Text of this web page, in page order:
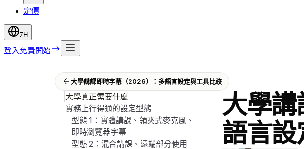
定價
ZH
登入 免費開始
大學講課即時字幕（2026）：多語言設定與工具比較
大學真正需要什麼
實務上行得通的設定型態
型態 1：實體講課、領夾式麥克風、
即時瀏覽器字幕
型態 2：混合講課、遠端部分使用
大學
語言